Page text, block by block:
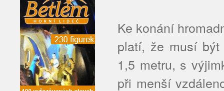
Ke konání
platí, že musí být
1,5 metru, s
při menší